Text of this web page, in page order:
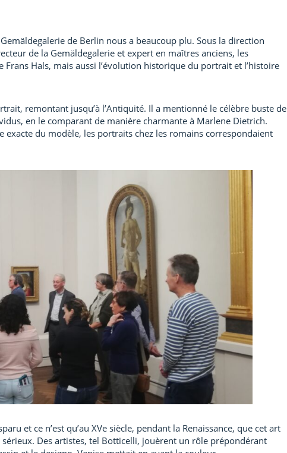
de Berlin nous a beaucoup plu. Sous la direction
de la Gemäldegalerie et expert en maîtres anciens, les
Hals, mais aussi l’évolution historique du portrait et l’histoire
remontant jusqu’à l’Antiquité. Il a mentionné le célèbre buste de
en le comparant de manière charmante à Marlene Dietrich.
du modèle, les portraits chez les romains correspondaient
et ce n’est qu’au XVe siècle, pendant la Renaissance, que cet art
Des artistes, tel Botticelli, jouèrent un rôle prépondérant